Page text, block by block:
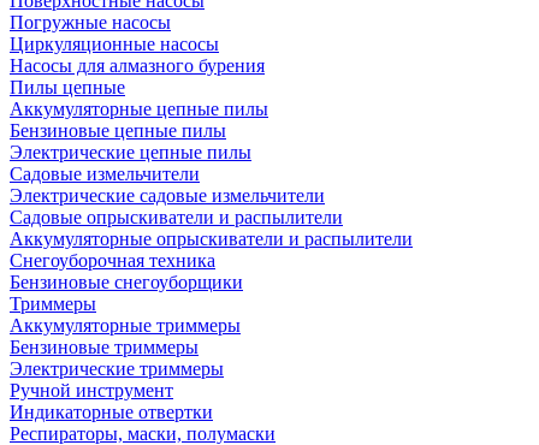
Погружные насосы
Циркуляционные насосы
Насосы для алмазного бурения
Пилы цепные
Аккумуляторные цепные пилы
Бензиновые цепные пилы
Электрические цепные пилы
Садовые измельчители
Электрические садовые измельчители
Садовые опрыскиватели и распылители
Аккумуляторные опрыскиватели и распылители
Снегоуборочная техника
Бензиновые снегоуборщики
Триммеры
Аккумуляторные триммеры
Бензиновые триммеры
Электрические триммеры
Ручной инструмент
Индикаторные отвертки
Респираторы, маски, полумаски